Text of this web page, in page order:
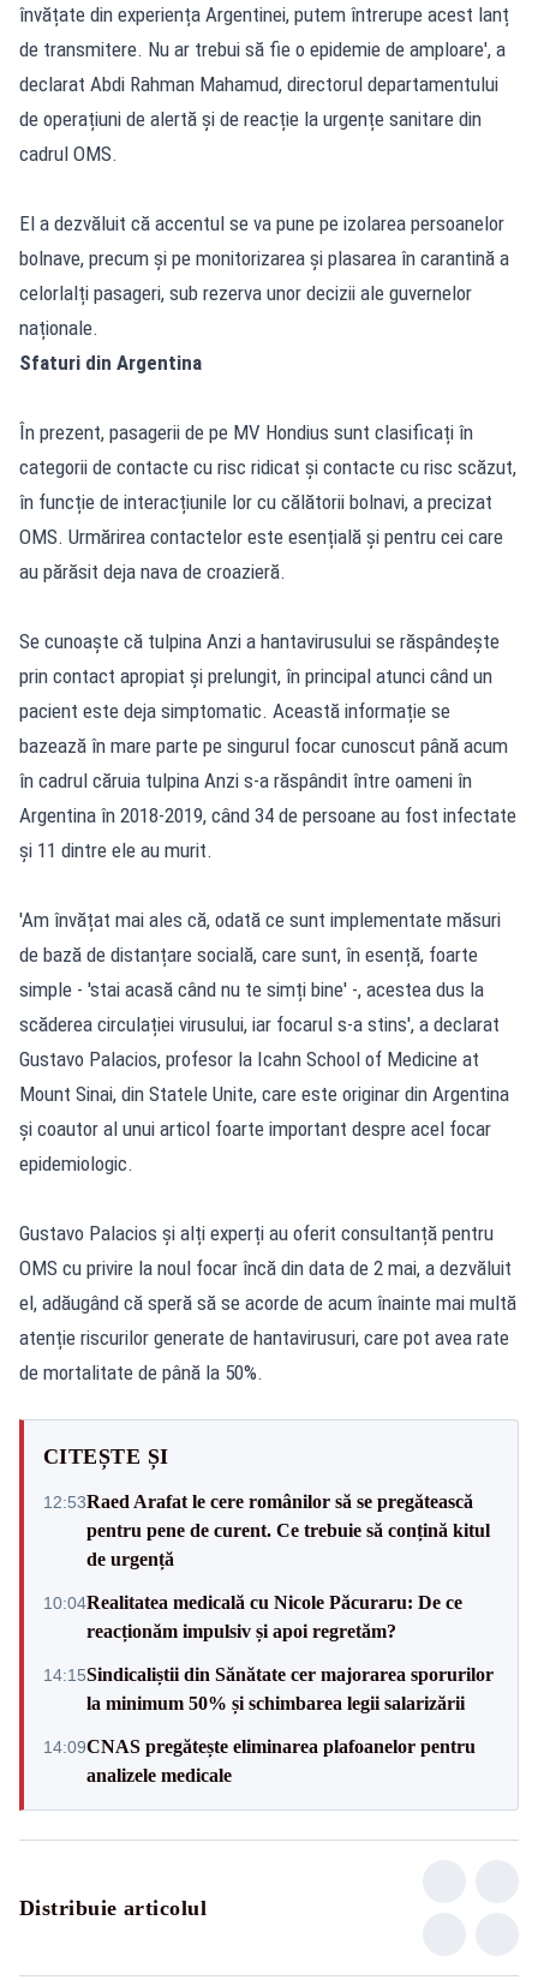
învățate din experiența Argentinei, putem întrerupe acest lanț
de transmitere. Nu ar trebui să fie o epidemie de amploare', a
declarat Abdi Rahman Mahamud, directorul departamentului
de operațiuni de alertă și de reacție la urgențe sanitare din
cadrul OMS.
El a dezvăluit că accentul se va pune pe izolarea persoanelor
bolnave, precum și pe monitorizarea și plasarea în carantină a
celorlalți pasageri, sub rezerva unor decizii ale guvernelor
naționale.
Sfaturi din Argentina
În prezent, pasagerii de pe MV Hondius sunt clasificați în
categorii de contacte cu risc ridicat și contacte cu risc scăzut,
în funcție de interacțiunile lor cu călătorii bolnavi, a precizat
OMS. Urmărirea contactelor este esențială și pentru cei care
au părăsit deja nava de croazieră.
Se cunoaște că tulpina Anzi a hantavirusului se răspândește
prin contact apropiat și prelungit, în principal atunci când un
pacient este deja simptomatic. Această informație se
bazează în mare parte pe singurul focar cunoscut până acum
în cadrul căruia tulpina Anzi s-a răspândit între oameni în
Argentina în 2018-2019, când 34 de persoane au fost infectate
și 11 dintre ele au murit.
'Am învățat mai ales că, odată ce sunt implementate măsuri
de bază de distanțare socială, care sunt, în esență, foarte
simple - 'stai acasă când nu te simți bine' -, acestea dus la
scăderea circulației virusului, iar focarul s-a stins', a declarat
Gustavo Palacios, profesor la Icahn School of Medicine at
Mount Sinai, din Statele Unite, care este originar din Argentina
și coautor al unui articol foarte important despre acel focar
epidemiologic.
Gustavo Palacios și alți experți au oferit consultanță pentru
OMS cu privire la noul focar încă din data de 2 mai, a dezvăluit
el, adăugând că speră să se acorde de acum înainte mai multă
atenție riscurilor generate de hantavirusuri, care pot avea rate
de mortalitate de până la 50%.
CITEȘTE ȘI
12:53Raed Arafat le cere românilor să se pregătească
pentru pene de curent. Ce trebuie să conțină kitul
de urgență
10:04Realitatea medicală cu Nicole Păcuraru: De ce
reacționăm impulsiv și apoi regretăm?
14:15Sindicaliștii din Sănătate cer majorarea sporurilor
la minimum 50% și schimbarea legii salarizării
14:09CNAS pregătește eliminarea plafoanelor pentru
analizele medicale
Distribuie articolul